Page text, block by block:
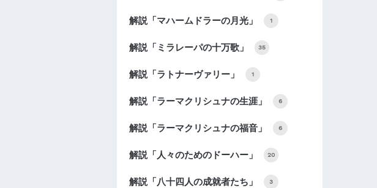
解説「マハームドラーの月光」 1
解説「ミラレーパの十万歌」 35
解説「ラトナーヴァリー」 1
解説「ラーマクリシュナの生涯」 6
解説「ラーマクリシュナの福音」 6
解説「人々のためのドーハー」 20
解説「八十四人の成就者たち」 3